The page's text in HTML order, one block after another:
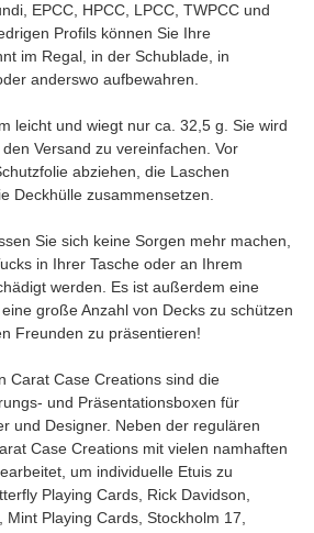
EPCC, HPCC, LPCC, TWPCC und
Profils können Sie Ihre
im Regal, in der Schublade, in
anderswo aufbewahren.
leicht und wiegt nur ca. 32,5 g. Sie wird
Versand zu vereinfachen. Vor
abziehen, die Laschen
Deckhülle zusammensetzen.
Sie sich keine Sorgen mehr machen,
in Ihrer Tasche oder an Ihrem
werden. Es ist außerdem eine
große Anzahl von Decks zu schützen
Freunden zu präsentieren!
Carat Case Creations sind die
und Präsentationsboxen für
und Designer. Neben der regulären
Case Creations mit vielen namhaften
um individuelle Etuis zu
Playing Cards, Rick Davidson,
Playing Cards, Stockholm 17,